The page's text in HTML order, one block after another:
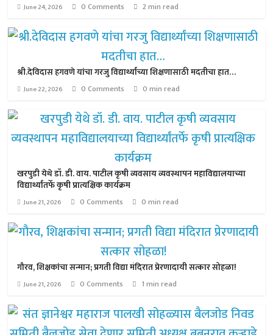
June 24, 2026 0 Comments 2 min read
श्री.देविदास हगवणे यांचा गरजु विद्यार्थ्यांच्या शिक्षणासाठी मदतीचा हात…
June 22, 2026 0 Comments 0 min read
खरपुडी येथे डॉ. डी. वाय. पाटील कृषी व्यवसाय व्यवस्थापन महाविद्यालयाच्या
विद्यार्थ्यांतर्फे कृषी प्रात्यक्षिक कार्यक्रम
June 21, 2026 0 Comments 0 min read
गौरव, शिक्षकांचा सन्मान; प्रगती विद्या मंदिरात प्रेरणादायी सत्कार सोहळा!
June 21, 2026 0 Comments 1 min read